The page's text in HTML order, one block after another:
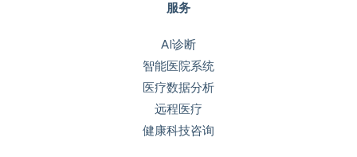
服务
AI诊断
智能医院系统
医疗数据分析
远程医疗
健康科技咨询